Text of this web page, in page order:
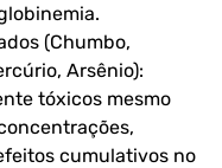
(Chumbo,
Arsênio):
tóxicos mesmo
cumulativos no